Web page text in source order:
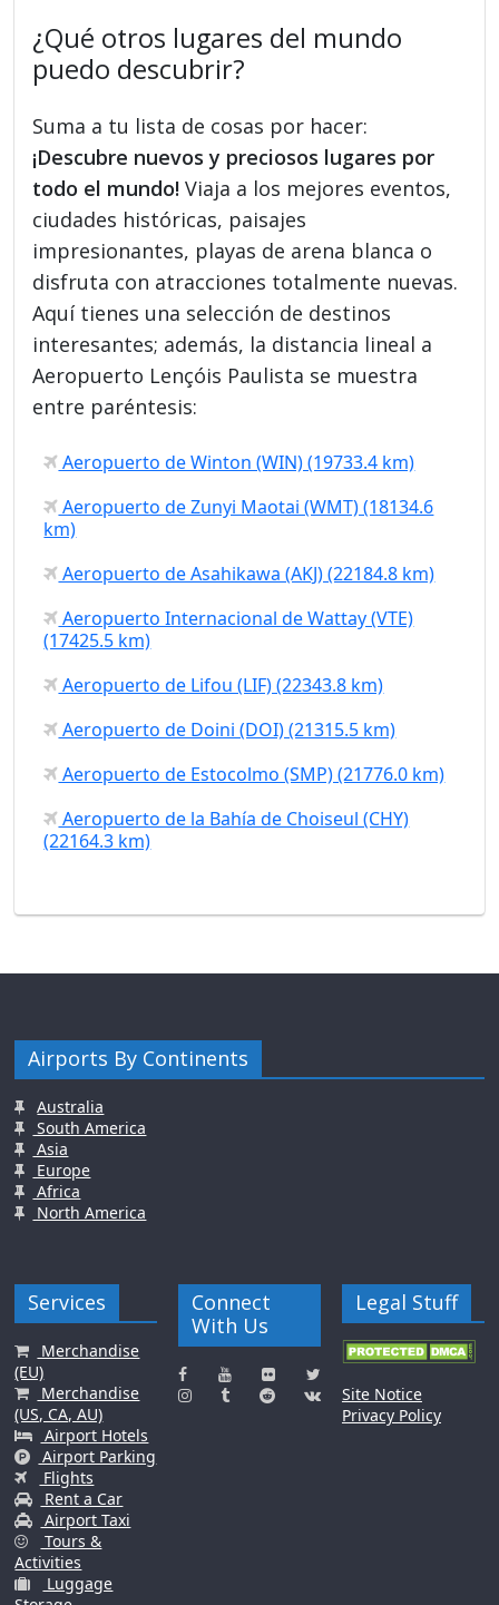
¿Qué otros lugares del mundo
puedo descubrir?
Suma a tu lista de cosas por hacer:
¡Descubre nuevos y preciosos lugares por
todo el mundo! Viaja a los mejores eventos,
ciudades históricas, paisajes
impresionantes, playas de arena blanca o
disfruta con atracciones totalmente nuevas.
Aquí tienes una selección de destinos
interesantes; además, la distancia lineal a
Aeropuerto Lençóis Paulista se muestra
entre paréntesis:
Aeropuerto de Winton (WIN) (19733.4 km)
Aeropuerto de Zunyi Maotai (WMT) (18134.6
km)
Aeropuerto de Asahikawa (AKJ) (22184.8 km)
Aeropuerto Internacional de Wattay (VTE)
(17425.5 km)
Aeropuerto de Lifou (LIF) (22343.8 km)
Aeropuerto de Doini (DOI) (21315.5 km)
Aeropuerto de Estocolmo (SMP) (21776.0 km)
Aeropuerto de la Bahía de Choiseul (CHY)
(22164.3 km)
Airports By Continents
Australia
South America
Asia
Europe
Africa
North America
Services
Merchandise
(EU)
Merchandise
(US, CA, AU)
Airport Hotels
Airport Parking
Flights
Rent a Car
Airport Taxi
Tours &
Activities
Luggage
Connect
With Us
Legal Stuff
Site Notice
Privacy Policy